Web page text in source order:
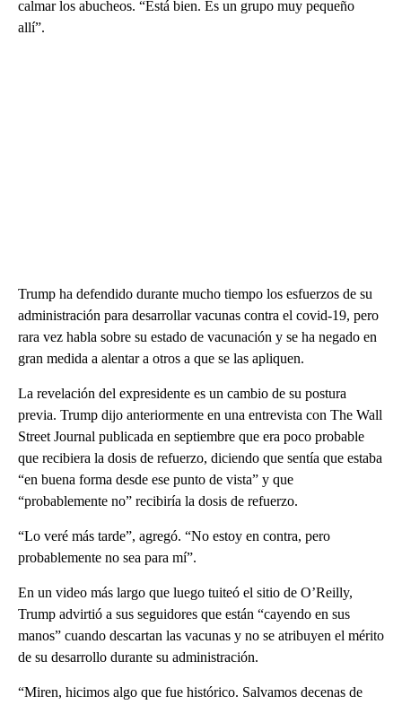
calmar los abucheos. “Está bien. Es un grupo muy pequeño
allí”.
Trump ha defendido durante mucho tiempo los esfuerzos de su
administración para desarrollar vacunas contra el covid-19, pero
rara vez habla sobre su estado de vacunación y se ha negado en
gran medida a alentar a otros a que se las apliquen.
La revelación del expresidente es un cambio de su postura
previa. Trump dijo anteriormente en una entrevista con The Wall
Street Journal publicada en septiembre que era poco probable
que recibiera la dosis de refuerzo, diciendo que sentía que estaba
“en buena forma desde ese punto de vista” y que
“probablemente no” recibiría la dosis de refuerzo.
“Lo veré más tarde”, agregó. “No estoy en contra, pero
probablemente no sea para mí”.
En un video más largo que luego tuiteó el sitio de O’Reilly,
Trump advirtió a sus seguidores que están “cayendo en sus
manos” cuando descartan las vacunas y no se atribuyen el mérito
de su desarrollo durante su administración.
“Miren, hicimos algo que fue histórico. Salvamos decenas de